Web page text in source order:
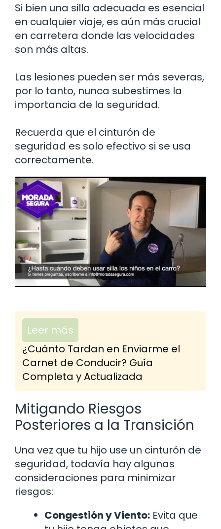
Si bien una silla adecuada es esencial
en cualquier viaje, es aún más crucial
en carretera donde las velocidades
son más altas.
Las lesiones pueden ser más severas,
por lo tanto, nunca subestimes la
importancia de la seguridad.
Recuerda que el cinturón de
seguridad es solo efectivo si se usa
correctamente.
Leer más
¿Cuánto Tardan en Enviarme el
Carnet de Conducir? Guía
Completa y Actualizada
Mitigando Riesgos
Posteriores a la Transición
Una vez que tu hijo use un cinturón de
seguridad, todavía hay algunas
consideraciones para minimizar
riesgos:
Congestión y Viento: Evita que